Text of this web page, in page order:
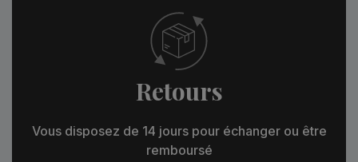
Retours
Vous disposez de 14 jours pour échanger ou être
remboursé